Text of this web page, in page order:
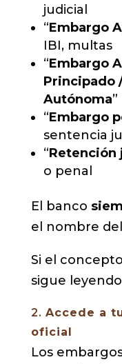
judicial
“Embargo
IBI, multas
“Embargo
Principado
Autónoma”
“Embargo
sentencia
“Retención
o penal
El banco
el nombre
Si el
sigue
2. Accede a
oficial
Los